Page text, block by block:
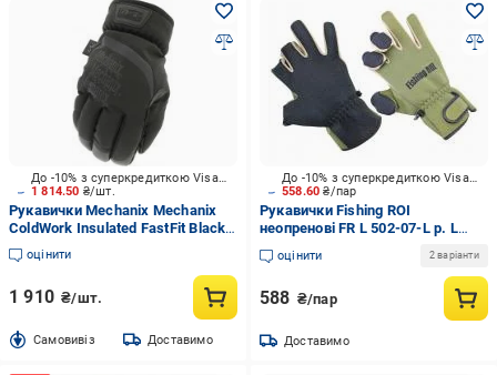
1 814.50 ₴/шт.
До -10% з суперкредиткою Visa Вигода
Рукавички Mechanix Mechanix
ColdWork Insulated FastFit Black
M
оцінити
1 910 ₴/шт.
Cамовивіз Доставимо
558.60₴/пар
До -10% з суперкредиткою Visa Вигода
Рукавички Fishing ROI
неопренові FR L 502-07-L р. L
[1271] Olive Green
оцінити 2 варіанти
588 ₴/пар
Доставимо